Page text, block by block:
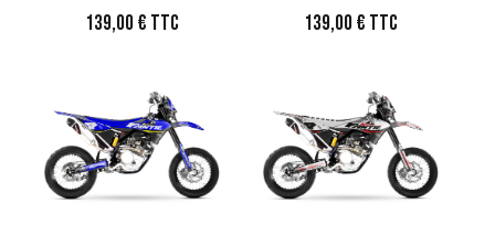
139,00€ TTC 139,00€ TTC